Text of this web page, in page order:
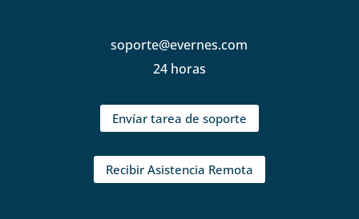
soporte@evernes.com
24 horas
Envíar tarea de soporte
Recibir Asistencia Remota